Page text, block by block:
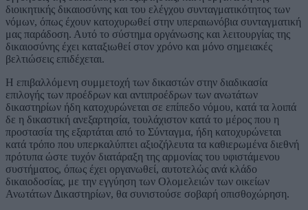
διοικητικής δικαιοσύνης και του ελέγχου συνταγματικότητος των
νόμων, όπως έχουν κατοχυρωθεί στην υπεραιωνόβια συνταγματική
μας παράδοση. Αυτό το σύστημα οργάνωσης και λειτουργίας της
δικαιοσύνης έχει καταξιωθεί στον χρόνο και μόνο σημειακές
βελτιώσεις επιδέχεται.
Η επιβαλλόμενη συμμετοχή των δικαστών στην διαδικασία
επιλογής των προέδρων και αντιπροέδρων των ανωτάτων
δικαστηρίων ήδη κατοχυρώνεται σε επίπεδο νόμου, κατά τα λοιπά
δε η δικαστική ανεξαρτησία, τουλάχιστον κατά το μέρος που η
προστασία της εξαρτάται από το Σύνταγμα, ήδη κατοχυρώνεται
κατά τρόπο που υπερκαλύπτει αξιοζήλευτα τα καθιερωμένα διεθνή
πρότυπα ώστε τυχόν διατάραξη της αρμονίας του υφιστάμενου
συστήματος, όπως έχει οργανωθεί, αυτοτελώς ανά κλάδο
δικαιοδοσίας, με την εγγύηση των Ολομελειών των οικείων
Ανωτάτων Δικαστηρίων, θα συνιστούσε σοβαρή οπισθοχώρηση.